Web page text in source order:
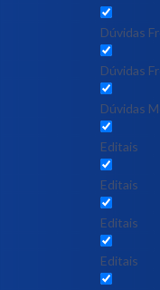
Dúvidas
Dúvidas
Dúvidas
Editais
Editais
Editais
Editais